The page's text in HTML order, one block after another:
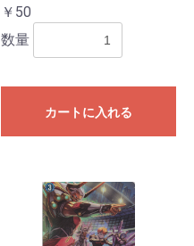
￥50
数量
カートに入れる